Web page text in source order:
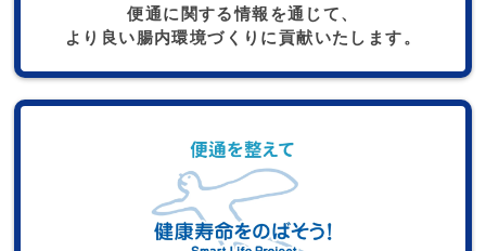
便通に関する情報を通じて、
より良い腸内環境づくりに貢献いたします。